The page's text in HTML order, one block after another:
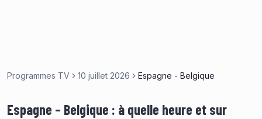
Programmes TV 10 juillet 2026 Espagne - Belgique
Espagne – Belgique : à quelle heure et sur